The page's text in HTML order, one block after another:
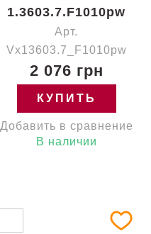
1.3603.7.F1010pw
Арт.
Vx13603.7_F1010pw
2 076 грн
КУПИТЬ
Добавить в сравнение
В наличии